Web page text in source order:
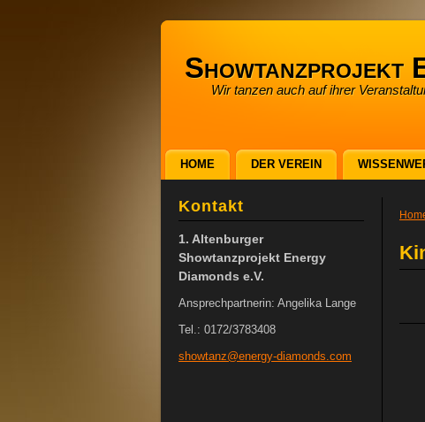
Showtanzprojekt
Wir tanzen auch auf ihrer
Kontakt
1. Altenburger
Showtanzprojekt Energy
Diamonds e.V.
Ansprechpartnerin: Angelika Lange
Tel.: 0172/3783408
showtanz@energy-diamonds.com
HOME DER VEREIN